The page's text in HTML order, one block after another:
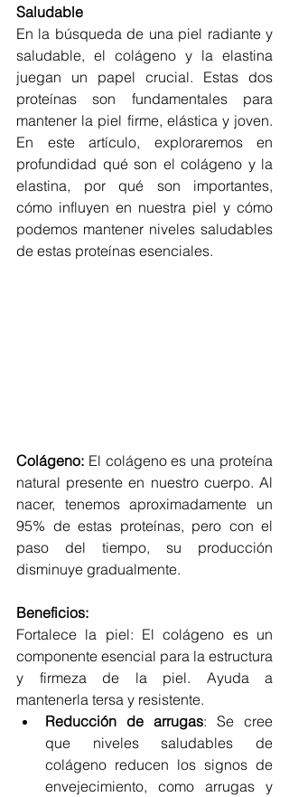
Saludable
En la búsqueda de una piel radiante y
saludable, el colágeno y la elastina
juegan un papel crucial. Estas dos
proteínas son fundamentales para
mantener la piel firme, elástica y joven.
En este artículo, exploraremos en
profundidad qué son el colágeno y la
elastina, por qué son importantes,
cómo influyen en nuestra piel y cómo
podemos mantener niveles saludables
de estas proteínas esenciales.
Colágeno: El colágeno es una proteína
natural presente en nuestro cuerpo. Al
nacer, tenemos aproximadamente un
95% de estas proteínas, pero con el
paso del tiempo, su producción
disminuye gradualmente.
Beneficios:
Fortalece la piel: El colágeno es un
componente esencial para la estructura
y firmeza de la piel. Ayuda a
mantenerla tersa y resistente.
Reducción de arrugas: Se cree
que niveles saludables de
colágeno reducen los signos de
envejecimiento, como arrugas y